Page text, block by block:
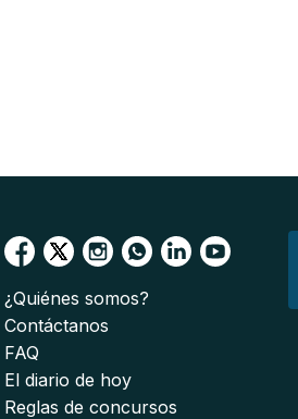
¿Quiénes somos?
Contáctanos
FAQ
El diario de hoy
Reglas de concursos